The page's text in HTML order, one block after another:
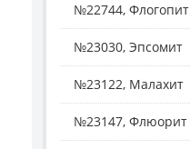
№22744, Флогопит
№23030, Эпсомит
№23122, Малахит
№23147, Флюорит